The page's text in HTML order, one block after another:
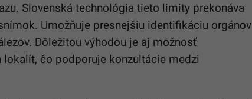
Slovenská technológia tieto limity prekonáva
Umožňuje presnejšiu identifikáciu orgánov
Dôležitou výhodou je aj možnosť
lokalít, čo podporuje konzultácie medzi